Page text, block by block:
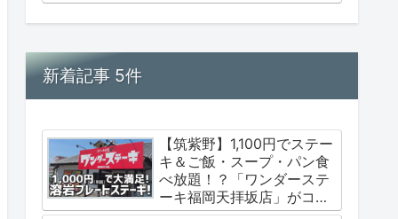
新着記事 5件
【筑紫野】1,100円でステー
キ＆ご飯・スープ・パン食
べ放題！？「ワンダーステ
ーキ福岡天拝坂店」がコス
パの常識を覆す！＜